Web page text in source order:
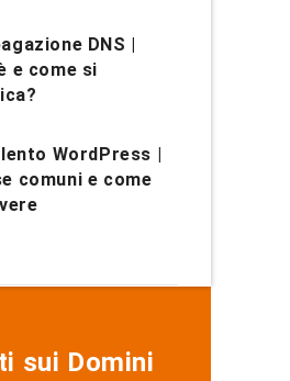
DNS |
e come si
WordPress |
comuni e come
sui Domini